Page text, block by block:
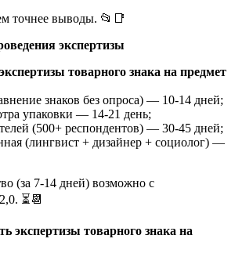
точнее выводы. 📂📑
экспертизы
экспертизы товарного знака на предмет
знаков без опроса) — 10-14 дней;
упаковки — 14-21 день;
(500+ респондентов) — 30-45 дней;
(лингвист + дизайнер + социолог) —
(за 7-14 дней) возможно с
⏳📆
экспертизы товарного знака на